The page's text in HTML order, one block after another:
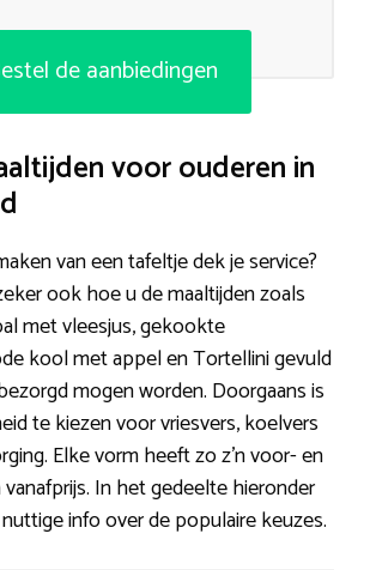
de aanbiedingen
voor ouderen in
van een tafeltje dek je service?
ook hoe u de maaltijden zoals
met vleesjus, gekookte
kool met appel en Tortellini gevuld
mogen worden. Doorgaans is
te kiezen voor vriesvers, koelvers
Elke vorm heeft zo z’n voor- en
In het gedeelte hieronder
info over de populaire keuzes.